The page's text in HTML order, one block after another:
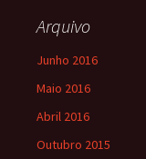
Arquivo
Junho 2016
Maio 2016
Abril 2016
Outubro 2015